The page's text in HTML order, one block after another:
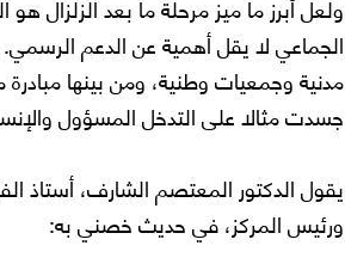
الجماعي لا يقل أهمية عن الدعم
مدنية وجمعيات وطنية، ومن بينها مبادرة
جسدت مثالا على التدخل المسؤول
يقول الدكتور المعتصم الشارف، أستاذ
ورئيس المركز، في حديث خصني به: